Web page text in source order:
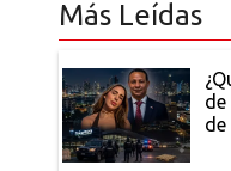
Más Leídas
de
de